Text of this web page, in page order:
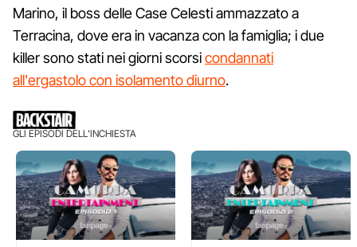
Marino, il boss delle Case Celesti ammazzato a
Terracina, dove era in vacanza con la famiglia; i due
killer sono stati nei giorni scorsicondannati
all'ergastolo con isolamento diurno.
GLI EPISODI DELL’INCHIESTA